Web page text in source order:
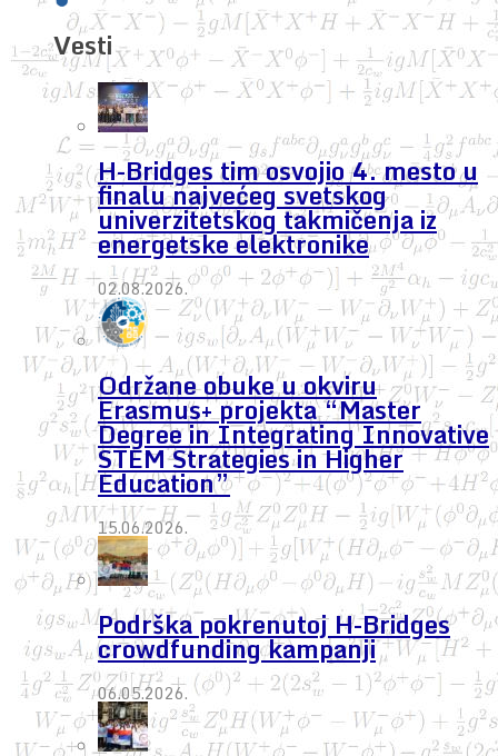
Vesti
H-Bridges tim osvojio 4. mesto u
finalu najvećeg svetskog
univerzitetskog takmičenja iz
energetske elektronike
02.08.2026.
Održane obuke u okviru
Erasmus+ projekta “Master
Degree in Integrating Innovative
STEM Strategies in Higher
Education”
15.06.2026.
Podrška pokrenutoj H-Bridges
crowdfunding kampanji
06.05.2026.